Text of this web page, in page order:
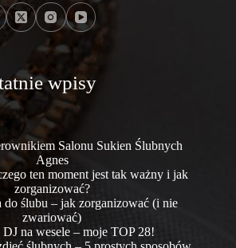
wpisy
Salonu Sukien Ślubnych
Agnes
ten moment jest tak ważny i jak
zorganizować?
do ślubu – jak zorganizować (i nie
zwariować)
na wesele – moje TOP 28!